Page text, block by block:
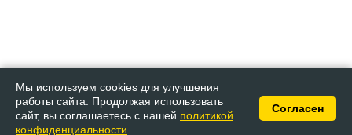
Мы используем cookies для улучшения
работы сайта. Продолжая использовать
сайт, вы соглашаетесь с нашей политикой
конфиденциальности
Согласен